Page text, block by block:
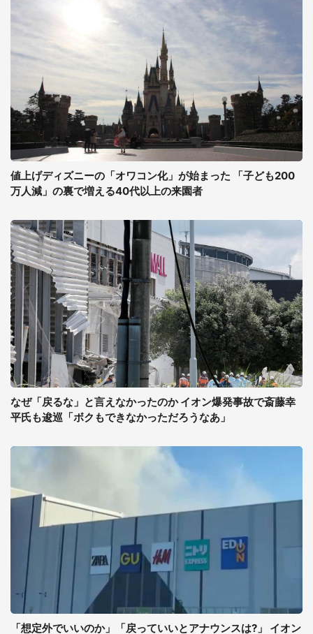
値上げディズニーの「オワコン化」が始まった 「子ども200
万人減」の裏で増える40代以上の来園者
なぜ「戻るな」と言えなかったのか イオン爆発事故で斎藤幸
平氏も逡巡「ボクもできなかっただろうなあ」
「想定外でいいのか」「戻っていいとアナウンスは?」 イオン